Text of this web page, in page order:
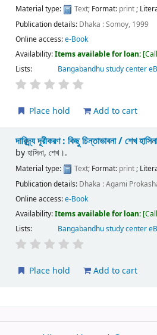
Material type: Text; Format: print;
Publication details: Dhaka :Somoy, 1999
Online access:e-Book
Availability:Items available for loan:
Lists:
Bangabandhu study center
Place hold Add to cart
দারিদ্র্য দূরীকরণ : কিছু চিন্তাভাবনা /শেখ
byহাসিনা, শেখ।.
Material type: Text; Format: print;
Publication details: Dhaka :Agami
Online access:e-Book
Availability:Items available for loan:
Lists:
Bangabandhu study center
Place hold Add to cart